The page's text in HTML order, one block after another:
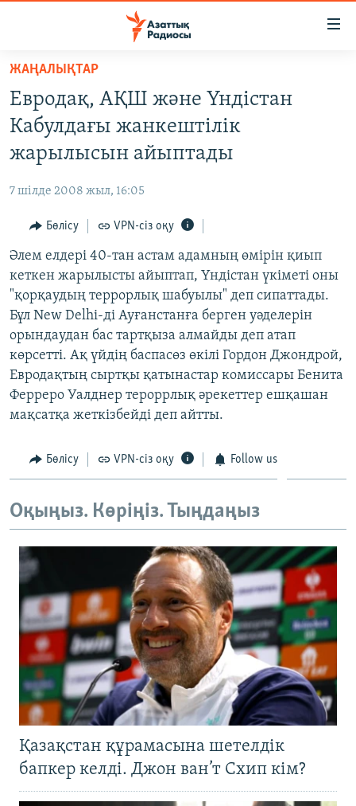
Skip
main
content
to
main
Search
САЯСАТ
AZATTYQTV
АДАМ ҚҰҚЫҚТАРЫ
ӘЛЕУМЕТ
ӘЛЕМ
АРНАЙЫ ЖОБАЛАР
Русский
ЖАЗЫЛЫҢЫЗ
ЖАҢАЛЫҚТАР
Евродақ, АҚШ және Үндістан
Кабулдағы жанкештілік
жарылысын айыптады
7 шілде 2008 жыл, 16:05
Бөлісу VPN-сіз оқу
Әлем елдері 40-тан астам адамның өмірін қиып
кеткен жарылысты айыптап, Үндістан үкіметі оны
"қорқаудың террорлық шабуылы" деп сипаттады.
Бұл New Delhi-ді Ауғанстанға берген уәделерін
орындаудан бас тартқыза алмайды деп атап
көрсетті. Ақ үйдің баспасөз өкілі Гордон Джондрой,
Евродақтың сыртқы қатынастар комиссары Бенита
Ферреро Уалднер тероррлық әрекеттер ешқашан
мақсатқа жеткізбейді деп айтты.
Бөлісу VPN-сіз оқу Follow us
Оқыңыз. Көріңіз. Тыңдаңыз
Қазақстан құрамасына шетелдік
бапкер келді. Джон ван’т Схип кім?